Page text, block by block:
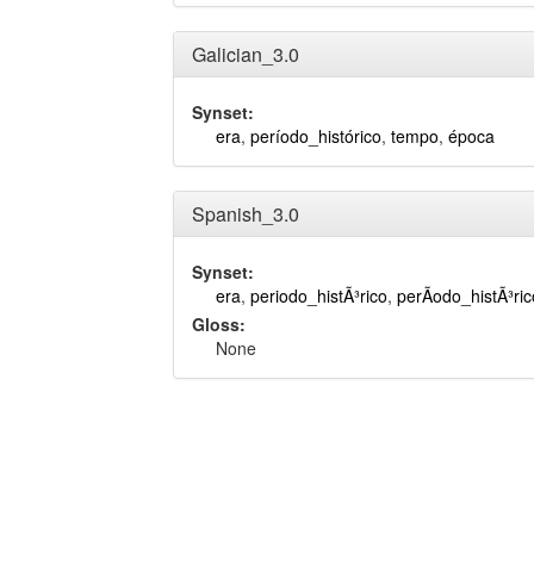
Galician_3.0
Synset:
era, período_histórico, tempo, época
Spanish_3.0
Synset:
era, periodo_histÃ³rico,
Gloss:
None